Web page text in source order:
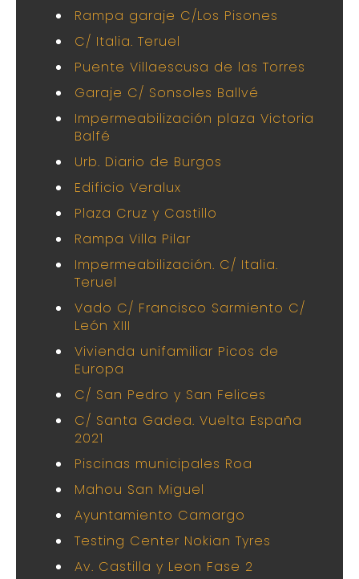
Rampa garaje C/Los Pisones
C/ Italia. Teruel
Puente Villaescusa de las Torres
Garaje C/ Sonsoles Ballvé
Impermeabilización plaza Victoria
Balfé
Urb. Diario de Burgos
Edificio Veralux
Plaza Cruz y Castillo
Rampa Villa Pilar
Impermeabilización. C/ Italia.
Teruel
Vado C/ Francisco Sarmiento C/
León XIII
Vivienda unifamiliar Picos de
Europa
C/ San Pedro y San Felices
C/ Santa Gadea. Vuelta España
2021
Piscinas municipales Roa
Mahou San Miguel
Ayuntamiento Camargo
Testing Center Nokian Tyres
Av. Castilla y Leon Fase 2